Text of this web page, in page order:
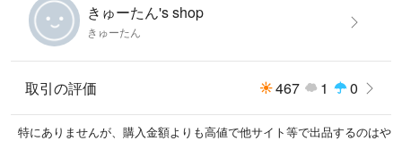
きゅーたん's shop
きゅーたん
取引の評価 467 1 0
特にありませんが、購入金額よりも高値で他サイト等で出品するのはや